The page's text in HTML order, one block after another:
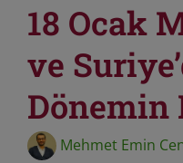
18 Ocak
ve
Dönemin
Mehmet Emin